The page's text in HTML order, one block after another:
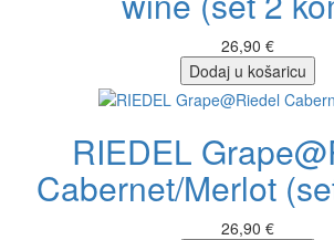
26,90 €
Dodaj u košaricu
RIEDEL
Cabernet/Merlot
26,90 €